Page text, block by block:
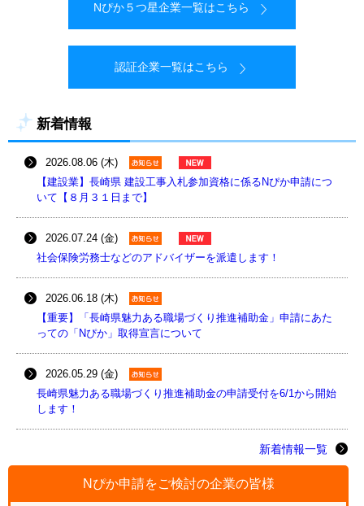
Nぴか５つ星企業一覧はこちら
認証企業一覧はこちら
新着情報
2026.08.06 (木)
【建設業】長崎県 建設工事入札参加資格に係るNぴか申請につ
いて【８月３１日まで】
2026.07.24 (金)
社会保険労務士などのアドバイザーを派遣します！
2026.06.18 (木)
【重要】「長崎県魅力ある職場づくり推進補助金」申請にあた
っての「Nぴか」取得宣言について
2026.05.29 (金)
長崎県魅力ある職場づくり推進補助金の申請受付を6/1から開始
します！
新着情報一覧
Nぴか申請をご検討の企業の皆様